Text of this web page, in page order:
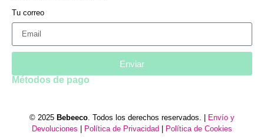
Tu correo
Enviar
Métodos de pago
© 2025 Bebeeco. Todos los derechos reservados. |
Envío y
Devoluciones
Política de Privacidad Política de Cookies